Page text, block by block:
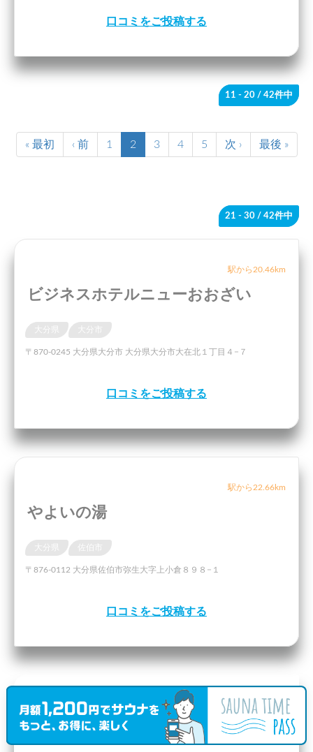
口コミをご投稿する
11 - 20 / 42件中
« 最初 ‹ 前 1 2 3 4 5 次 › 最後 »
21 - 30 / 42件中
駅から20.46km
ビジネスホテルニューおおざい
〒870-0245 大分県大分市 大分県大分市大在北１丁目４−７
口コミをご投稿する
駅から22.66km
やよいの湯
〒876-0112 大分県佐伯市弥生大字上小倉８９８−１
口コミをご投稿する
駅から23.51km
温泉療養文化館 御前湯（口コミ1件）